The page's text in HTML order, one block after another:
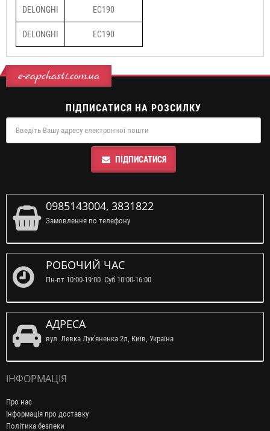
DELONGHI EC190
DELONGHI EC190
e-zapchasti.com.ua
ПІДПИСАТИСЯ НА РОЗСИЛКУ
ПІДПИСАТИСЯ
0985143004, 3831822
Замовлення по телефону
РОБОЧИЙ ЧАС
Пн-пт 10:00-19:00. Суб 10:00-16:00
АДРЕСА
вул. Левка Лук'яненка 2л, Київ, Україна
ІНФОРМАЦІЯ
Про нас
Інформація про доставку
Політика безпеки